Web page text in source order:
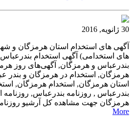
30 ژانویه, 2016
آگهی های استخدام استان هرمزگان و
های استخدامی) آگهی استخدام
بندرعباس و هرمزگان, آگهی‌های روز
هرمزگان, استخدام در هرمزگان و بندر
استان هرمزگان, استخدام هرمزگان,
بندرعباس , روزنامه بندرعباس, روزنامه
هرمزگان جهت مشاهده کل آرشیو
More